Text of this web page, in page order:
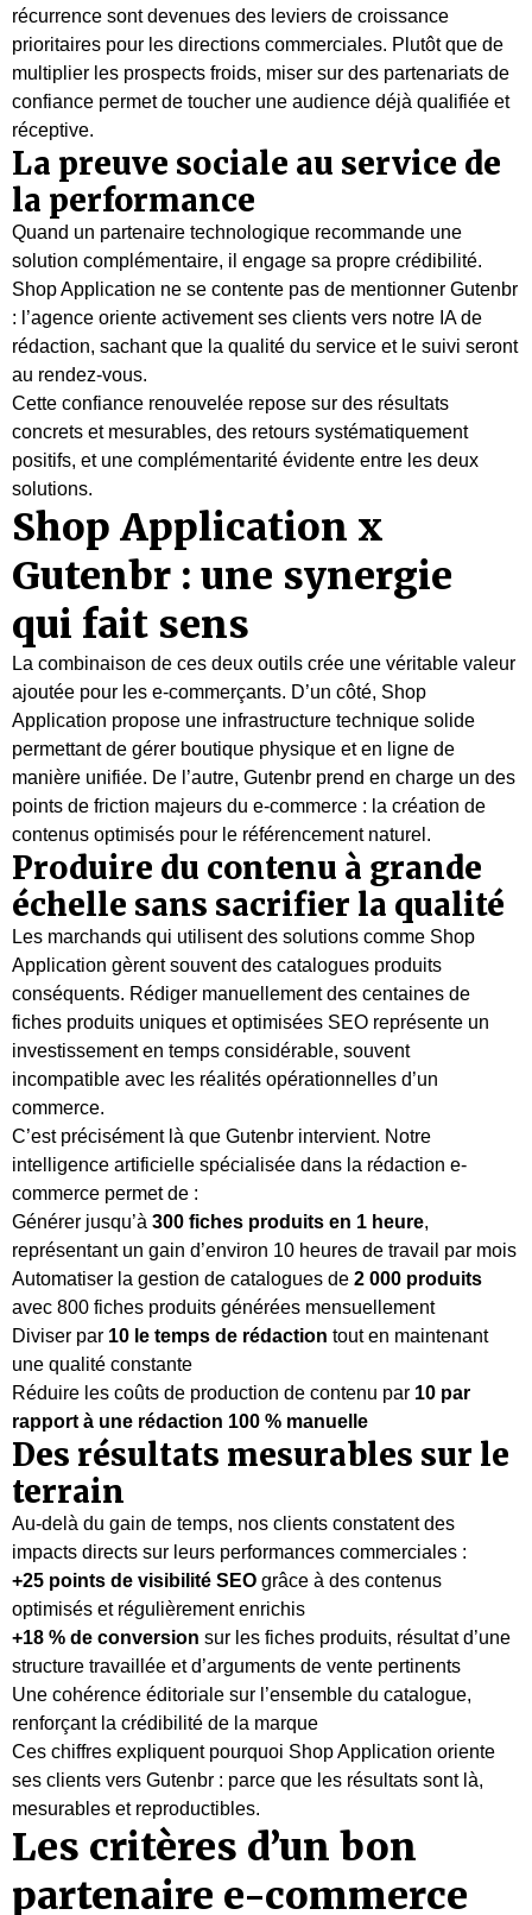
récurrence sont devenues des leviers de croissance
prioritaires pour les directions commerciales. Plutôt que de
multiplier les prospects froids, miser sur des partenariats de
confiance permet de toucher une audience déjà qualifiée et
réceptive.
La preuve sociale au service de
la performance
Quand un partenaire technologique recommande une
solution complémentaire, il engage sa propre crédibilité.
Shop Application ne se contente pas de mentionner Gutenbr
: l’agence oriente activement ses clients vers notre IA de
rédaction, sachant que la qualité du service et le suivi seront
au rendez-vous.
Cette confiance renouvelée repose sur des résultats
concrets et mesurables, des retours systématiquement
positifs, et une complémentarité évidente entre les deux
solutions.
Shop Application x
Gutenbr : une synergie
qui fait sens
La combinaison de ces deux outils crée une véritable valeur
ajoutée pour les e-commerçants. D’un côté, Shop
Application propose une infrastructure technique solide
permettant de gérer boutique physique et en ligne de
manière unifiée. De l’autre, Gutenbr prend en charge un des
points de friction majeurs du e-commerce : la création de
contenus optimisés pour le référencement naturel.
Produire du contenu à grande
échelle sans sacrifier la qualité
Les marchands qui utilisent des solutions comme Shop
Application gèrent souvent des catalogues produits
conséquents. Rédiger manuellement des centaines de
fiches produits uniques et optimisées SEO représente un
investissement en temps considérable, souvent
incompatible avec les réalités opérationnelles d’un
commerce.
C’est précisément là que Gutenbr intervient. Notre
intelligence artificielle spécialisée dans la rédaction e-
commerce permet de :
Générer jusqu’à 300 fiches produits en 1 heure,
représentant un gain d’environ 10 heures de travail par mois
Automatiser la gestion de catalogues de 2 000 produits
avec 800 fiches produits générées mensuellement
Diviser par 10 le temps de rédaction tout en maintenant
une qualité constante
Réduire les coûts de production de contenu par 10 par
rapport à une rédaction 100 % manuelle
Des résultats mesurables sur le
terrain
Au-delà du gain de temps, nos clients constatent des
impacts directs sur leurs performances commerciales :
+25 points de visibilité SEO grâce à des contenus
optimisés et régulièrement enrichis
+18 % de conversion sur les fiches produits, résultat d’une
structure travaillée et d’arguments de vente pertinents
Une cohérence éditoriale sur l’ensemble du catalogue,
renforçant la crédibilité de la marque
Ces chiffres expliquent pourquoi Shop Application oriente
ses clients vers Gutenbr : parce que les résultats sont là,
mesurables et reproductibles.
Les critères d’un bon
partenaire e-commerce